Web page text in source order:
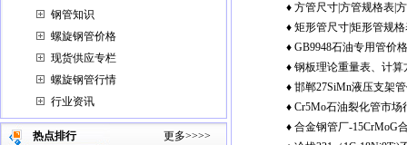
钢管知识
螺旋钢管价格
现货供应专栏
螺旋钢管行情
行业资讯
热点排行
更多>>>>
♦ 方管尺寸|方管规格表|
规格表-（1）
♦ 矩形管尺寸|矩形管规
矩形钢管规格表（1）
♦ GB9948石油专用管价
价格市场行情
♦ 钢板理论重量表、计算
♦ 邯郸27SiMn液压支架
架钢管当前价格
♦ Cr5Mo石油裂化管市场
裂化管价格
♦ 合金钢管厂-15CrMoG